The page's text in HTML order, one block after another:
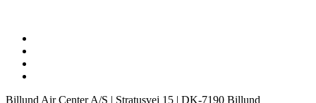
Billund Air Center A/S | Stratusvej 15 | DK-7190 Billund